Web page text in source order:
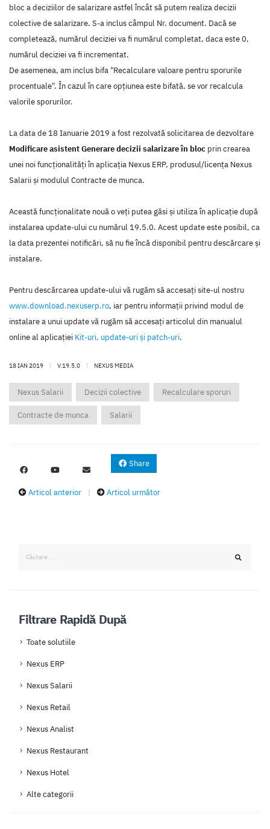
bloc a deciziilor de salarizare astfel încât să putem realiza decizii
colective de salarizare. S-a inclus câmpul Nr. document. Dacă se
completează, numărul deciziei va fi numărul completat, daca este 0,
numărul deciziei va fi incrementat.
De asemenea, am inclus bifa "Recalculare valoare pentru sporurile
procentuale". În cazul în care opțiunea este bifată, se vor recalcula
valorile sporurilor.
La data de 18 Ianuarie 2019 a fost rezolvată solicitarea de dezvoltare
Modificare asistent Generare decizii salarizare în bloc prin crearea
unei noi funcţionalităţi în aplicaţia Nexus ERP, produsul/licenţa Nexus
Salarii şi modulul Contracte de munca.
Această funcţionalitate nouă o veţi putea găsi şi utiliza în aplicaţie după
instalarea update-ului cu numărul 19.5.0. Acest update este posibil, ca
la data prezentei notificări, să nu fie încă disponibil pentru descărcare şi
instalare.
Pentru descărcarea update-ului vă rugăm să accesaţi site-ul nostru
www.download.nexuserp.ro, iar pentru informaţii privind modul de
instalare a unui update vă rugăm să accesaţi articolul din manualul
online al aplicaţiei Kit-uri, update-uri şi patch-uri.
18 IAN 2019 | V.19.5.0 | NEXUS MEDIA
Nexus Salarii Decizii colective Recalculare sporuri
Contracte de munca Salarii
Share
Articol anterior | Articol următor
Filtrare Rapidă După
Toate solutiile
Nexus ERP
Nexus Salarii
Nexus Retail
Nexus Analist
Nexus Restaurant
Nexus Hotel
Alte categorii